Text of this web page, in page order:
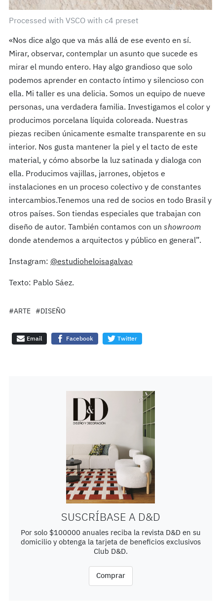
Processed with VSCO with c4 preset
«Nos dice algo que va más allá de ese evento en sí.
Mirar, observar, contemplar un asunto que sucede es
mirar el mundo entero. Hay algo grandioso que solo
podemos aprender en contacto íntimo y silencioso con
ella. Mi taller es una delicia. Somos un equipo de nueve
personas, una verdadera familia. Investigamos el color y
producimos porcelana líquida coloreada. Nuestras
piezas reciben únicamente esmalte transparente en su
interior. Nos gusta mantener la piel y el tacto de este
material, y cómo absorbe la luz satinada y dialoga con
ella. Producimos vajillas, jarrones, objetos e
instalaciones en un proceso colectivo y de constantes
intercambios.Tenemos una red de socios en todo Brasil y
otros países. Son tiendas especiales que trabajan con
diseño de autor. También contamos con un showroom
donde atendemos a arquitectos y público en general”.
Instagram: @estudioheloisagalvao
Texto: Pablo Sáez.
#ARTE #DISEÑO
Email Facebook Twitter
SUSCRÍBASE A D&D
Por solo $100000 anuales reciba la revista D&D en su
domicilio y obtenga la tarjeta de beneficios exclusivos
Club D&D.
Comprar